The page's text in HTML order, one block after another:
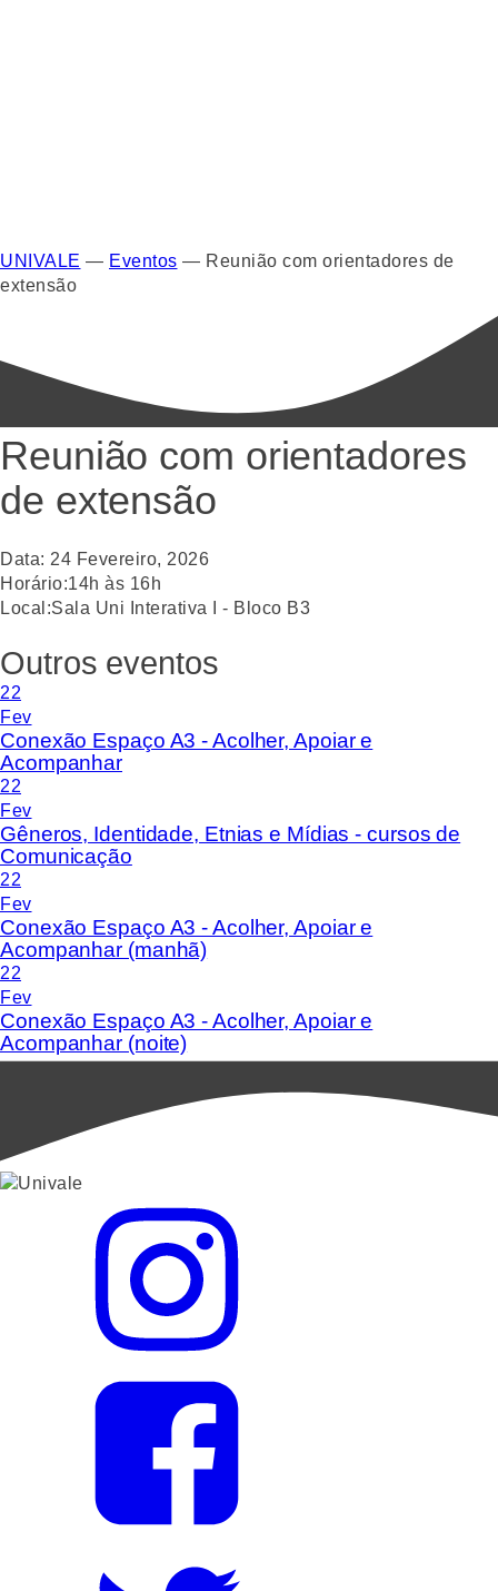
UNIVALE — Eventos — Reunião com orientadores de
extensão
Reunião com orientadores
de extensão
Data: 24 Fevereiro, 2026
Horário:14h às 16h
Local:Sala Uni Interativa I - Bloco B3
Outros eventos
22
Fev
Conexão Espaço A3 - Acolher, Apoiar e
Acompanhar
22
Fev
Gêneros, Identidade, Etnias e Mídias - cursos de
Comunicação
22
Fev
Conexão Espaço A3 - Acolher, Apoiar e
Acompanhar (manhã)
22
Fev
Conexão Espaço A3 - Acolher, Apoiar e
Acompanhar (noite)